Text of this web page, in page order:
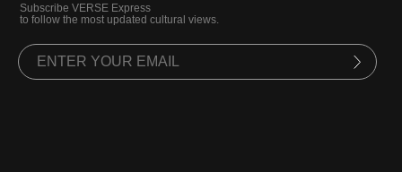
Subscribe VERSE Express
to follow the most updated cultural views.